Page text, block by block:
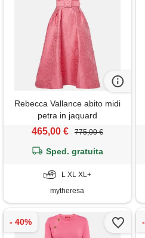
Rebecca Vallance abito midi
petra in jaquard
465,00 € 775,00 €
Sped. gratuita
L XL XL+
mytheresa